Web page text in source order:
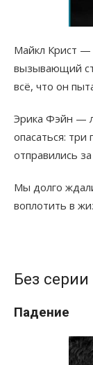
Майкл Крист —
вызывающий
всё, что он
Эрика Фэйн —
опасаться:
отправились
Мы долго
воплотить в
Без серии
Падение